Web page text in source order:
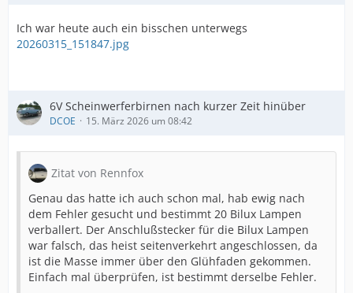
Ich war heute auch ein bisschen unterwegs
20260315_151847.jpg
6V Scheinwerferbirnen nach kurzer Zeit hinüber
DCOE 15. März 2026 um 08:42
Zitat von Rennfox
Genau das hatte ich auch schon mal, hab ewig nach
dem Fehler gesucht und bestimmt 20 Bilux Lampen
verballert. Der Anschlußstecker für die Bilux Lampen
war falsch, das heist seitenverkehrt angeschlossen, da
ist die Masse immer über den Glühfaden gekommen.
Einfach mal überprüfen, ist bestimmt derselbe Fehler.